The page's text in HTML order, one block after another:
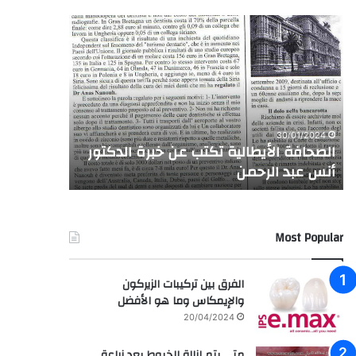
الصحافة
الأيطالية
تكتب
عن
خبرة
الدكتور
أنس
عبد
الرحمن
30/01/2024
الصحافة الأيطالية تكتب عن خبرة الدكتور
أنس عبد الرحمن
Most Popular
الفرق بين تركيبات الزيركون
والإيمكاس وما هو الأفضل
20/04/2024